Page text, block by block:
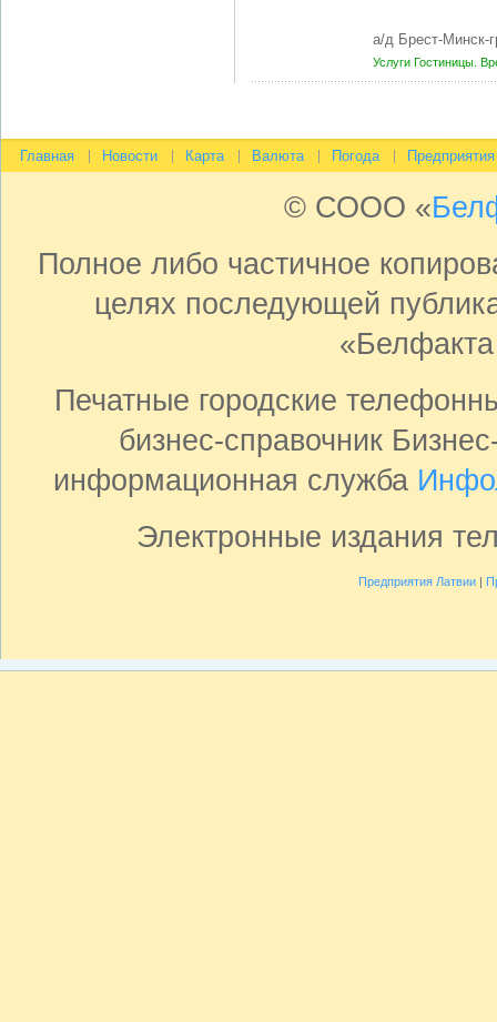
а/д Брест-
Услуги Гостиницы.
Главная Новости Карта Валюта Погода Предприятия
© СООО «
Полное либо частичное
целях последующей
Печатные городские
бизнес-справочник
информационная служба
Электронные издания
Предприятия Латвии|